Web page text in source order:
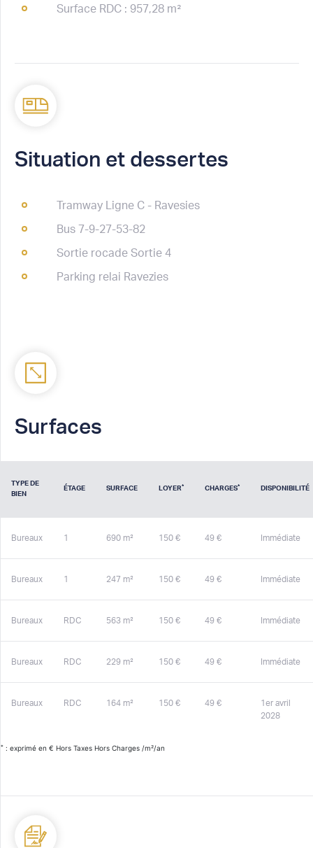
Surface RDC : 957,28 m²
Situation et dessertes
Tramway Ligne C - Ravesies
Bus 7-9-27-53-82
Sortie rocade Sortie 4
Parking relai Ravezies
Surfaces
TYPE DE
BIEN
ÉTAGE SURFACE LOYER* CHARGES* DISPONIBILITÉ
Bureaux 1 690 m² 150 € 49 € Immédiate
Bureaux 1 247 m² 150 € 49 € Immédiate
Bureaux RDC 563 m² 150 € 49 € Immédiate
Bureaux RDC 229 m² 150 € 49 € Immédiate
Bureaux RDC 164 m² 150 € 49 €
1er avril
2028
* : exprimé en € Hors Taxes Hors Charges /m²/an